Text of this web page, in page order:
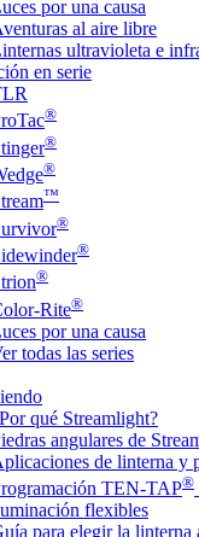
por una causa
al aire libre
ultravioleta e
en serie
®
®
®
™
®
®
®
Rite®
por una causa
todas las series
qué Streamlight?
angulares de
de linterna y
TEN-TAP®
flexibles
para elegir la linterna